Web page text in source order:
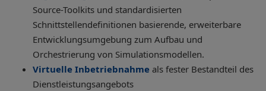
Source-Toolkits und standardisierten
Schnittstellendefinitionen basierende, erweiterbare
Entwicklungsumgebung zum Aufbau und
Orchestrierung von Simulationsmodellen.
Virtuelle Inbetriebnahme als fester Bestandteil des
Dienstleistungsangebots